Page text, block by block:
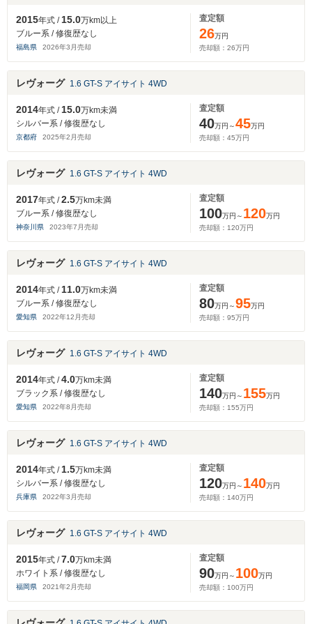
2015年式 /15.0万km以上
ブルー系 / 修復歴なし
福島県 2026年3 月売却
査定額
26万円
売却額： 26万円
レヴォーグ 1.6 GT-S アイサイト 4WD
2014年式 /15.0万km未満
シルバー系 / 修復歴なし
京都府 2025年2 月売却
査定額
40万円～45万円
売却額： 45万円
レヴォーグ 1.6 GT-S アイサイト 4WD
2017年式 /2.5万km未満
ブルー系 / 修復歴なし
神奈川県 2023年7 月売却
査定額
100万円～ 120万円
売却額： 120万円
レヴォーグ 1.6 GT-S アイサイト 4WD
2014年式 /11.0万km未満
ブルー系 / 修復歴なし
愛知県 2022年12 月売却
査定額
80万円～95万円
売却額： 95万円
レヴォーグ 1.6 GT-S アイサイト 4WD
2014年式 /4.0万km未満
ブラック系 / 修復歴なし
愛知県 2022年8 月売却
査定額
140万円～ 155万円
売却額： 155万円
レヴォーグ 1.6 GT-S アイサイト 4WD
2014年式 /1.5万km未満
シルバー系 / 修復歴なし
兵庫県 2022年3 月売却
査定額
120万円～ 140万円
売却額： 140万円
レヴォーグ 1.6 GT-S アイサイト 4WD
2015年式 /7.0万km未満
ホワイト系 / 修復歴なし
福岡県 2021年2 月売却
査定額
90万円～ 100万円
売却額： 100万円